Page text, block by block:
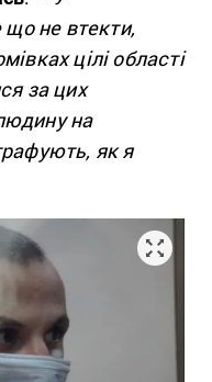
що не втекти,
цілі області
за цих
на
як я